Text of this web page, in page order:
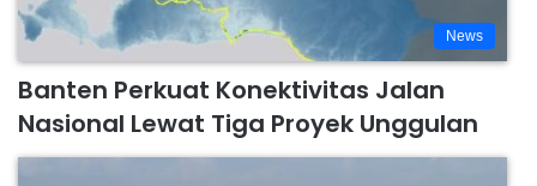
News
Banten Perkuat Konektivitas Jalan
Nasional Lewat Tiga Proyek Unggulan